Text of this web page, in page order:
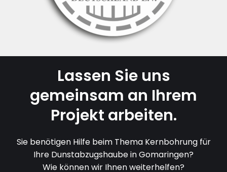
Lassen Sie uns
gemeinsam an Ihrem
Projekt arbeiten.
Sie benötigen Hilfe beim Thema Kernbohrung für
Ihre Dunstabzugshaube in Gomaringen?
Wie können wir Ihnen weiterhelfen?